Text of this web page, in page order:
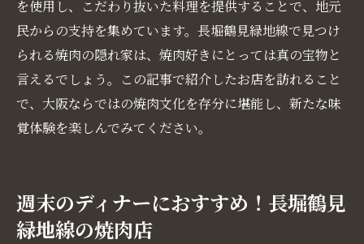
を使用し、こだわり抜いた料理を提供することで、地元
民からの支持を集めています。長堀鶴見緑地線で見つけ
られる焼肉の隠れ家は、焼肉好きにとっては真の宝物と
言えるでしょう。この記事で紹介したお店を訪れること
で、大阪ならではの焼肉文化を存分に堪能し、新たな味
覚体験を楽しんでみてください。
週末のディナーにおすすめ！長堀鶴見
緑地線の焼肉店